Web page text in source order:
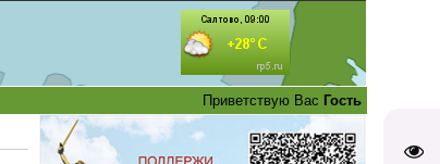
Приветствую Вас Гость